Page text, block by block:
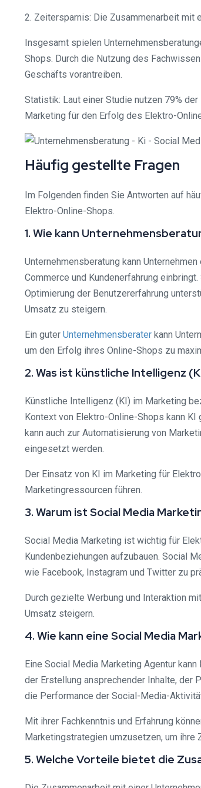
2. Zeitersparnis: Die Zusammenarbeit mit
Insgesamt spielen
Shops. Durch die Nutzung des
Geschäfts vorantreiben.
Statistik: Laut einer Studie nutzen 79%
Marketing für den Erfolg des Elektro-
Häufig gestellte Fragen
Im Folgenden finden Sie Antworten auf
Elektro-Online-Shops.
1. Wie kann
Unternehmensberatung kann
Commerce und Kundenerfahrung
Optimierung der Benutzererfahrung
Umsatz zu steigern.
Ein guter Unternehmensberater kann
um den Erfolg ihres Online-Shops zu
2. Was ist künstliche Intelligenz
Künstliche Intelligenz (KI) im Marketing
Kontext von Elektro-Online-Shops kann
kann auch zur Automatisierung von
eingesetzt werden.
Der Einsatz von KI im Marketing für
Marketingressourcen führen.
3. Warum ist Social Media
Social Media Marketing ist wichtig für
Kundenbeziehungen aufzubauen. Social
wie Facebook, Instagram und Twitter zu
Durch gezielte Werbung und Interaktion
Umsatz steigern.
4. Wie kann eine Social Media
Eine Social Media Marketing Agentur
der Erstellung ansprechender Inhalte, der
die Performance der Social-Media-
Mit ihrer Fachkenntnis und Erfahrung
Marketingstrategien umzusetzen, um ihre
5. Welche Vorteile bietet die